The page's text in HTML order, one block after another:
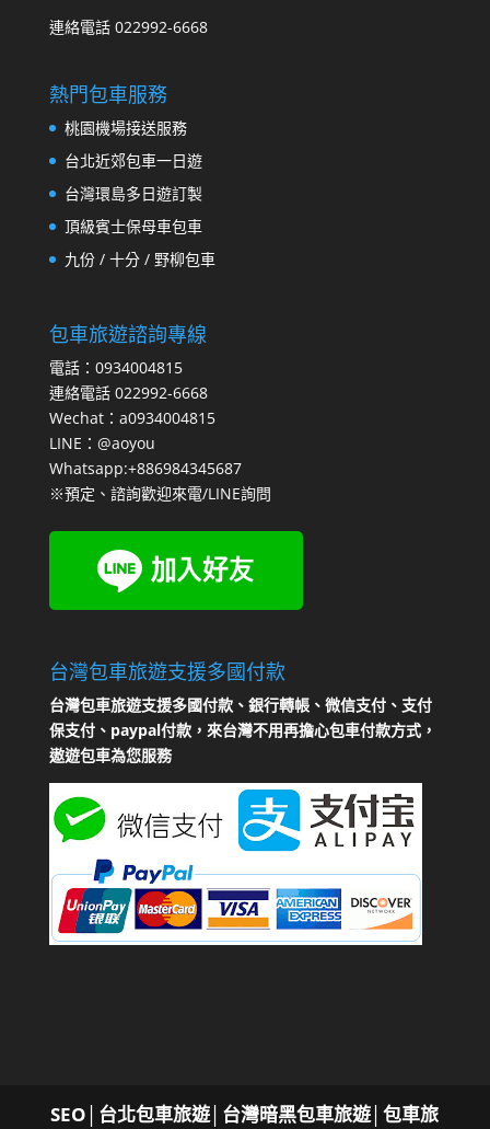
連絡電話 022992-6668
熱門包車服務
桃園機場接送服務
台北近郊包車一日遊
台灣環島多日遊訂製
頂級賓士保母車包車
九份 / 十分 / 野柳包車
包車旅遊諮詢專線
電話：0934004815
連絡電話 022992-6668
Wechat：a0934004815
LINE：@aoyou
Whatsapp:+886984345687
※預定、諮詢歡迎來電/LINE詢問
台灣包車旅遊支援多國付款
台灣包車旅遊支援多國付款、銀行轉帳、微信支付、支付
保支付、paypal付款，來台灣不用再擔心包車付款方式，
遨遊包車為您服務
SEO 台北包車旅遊│台灣暗黑包車旅遊│包車旅